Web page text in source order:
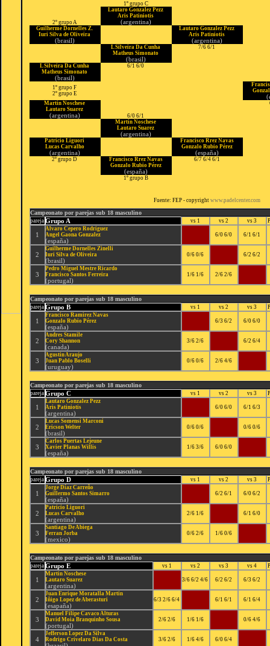
1º grupo C
2º grupo A
Lautaro Gonzalez Pezz
Aris Patiniotis
(argentina)
Guilherme Dornelles Z.
Iuri Silva de Oliveira
(brasil)
Lautaro Gonzalez Pezz
Aris Patiniotis
(argentina)
L Silveira Da Cunha
Matheus Simonato
(brasil)
7/6 6/1
L Silveira Da Cunha
Matheus Simonato
(brasil)
6/1 6/0
1º grupo F
2º grupo E
Martin Noschese
Lautaro Suarez
(argentina) 6/0 6/1
Martin Noschese
Lautaro Suarez
(argentina)
Patricio Liguori
Lucas Carvalho
(argentina)
Francisco Rrez Navas
Gonzalo Rubio Pérez
(españa)
2º grupo D
Francisco Rrez Navas
Gonzalo Rubio Pérez
(españa)
6/7 6/4 6/1
1º grupo B
Fuente: FEP - copyright www.padelcenter.com
Campeonato por parejas sub 18 masculino
pareja Grupo A vs 1 vs 2 vs 3
1
Alvaro Cepero Rodriguez
Angel Gaona Gonzalez
(españa)
6/0 6/0 6/1 6/1
2
Guilherme Dornelles Zinelli
Iuri Silva de Oliveira
(brasil)
0/6 0/6 6/2 6/2
3
Pedro Miguel Mestre Ricardo
Francisco Santos Ferreira
(portugal)
1/6 1/6 2/6 2/6
Campeonato por parejas sub 18 masculino
pareja Grupo B vs 1 vs 2 vs 3
1
Francisco Ramirez Navas
Gonzalo Rubio Pérez
(españa)
6/3 6/2 6/0 6/0
2
Andres Stamile
Cory Shannon
(canada)
3/6 2/6 6/2 6/4
3
Agustin Araujo
Juan Pablo Boselli
(uruguay)
0/6 0/6 2/6 4/6
Campeonato por parejas sub 18 masculino
pareja Grupo C vs 1 vs 2 vs 3
1
Lautaro Gonzalez Pezz
Aris Patiniotis
(argentina)
6/0 6/0 6/1 6/3
2
Lucas Somensi Marconi
Ericson Welter
(brasil)
0/6 0/6 0/6 0/6
3
Carlos Puertas Lejeune
Xavier Planas Willis
(españa)
1/6 3/6 6/0 6/0
Campeonato por parejas sub 18 masculino
pareja Grupo D vs 1 vs 2 vs 3
1
Jorge Díaz Carreño
Guillermo Santos Simarro
(españa)
6/2 6/1 6/0 6/2
2
Patricio Liguori
Lucas Carvalho
(argentina)
2/6 1/6 6/1 6/0
3
Santiago De Abiega
Ferran Jorba
(mexico)
0/6 2/6 1/6 0/6
Campeonato por parejas sub 18 masculino
pareja Grupo E vs 1 vs 2 vs 3 vs 4
1
Martin Noschese
Lautaro Suarez
(argentina)
3/6 6/2 4/6 6/2 6/2 6/3 6/2
2
Juan Enrique Moratalla Martin
Iñigo Lopez de Aberasturi
(esapaña)
6/3 2/6 6/4 6/1 6/1 6/1 6/4
3
Manuel Filipe Cavaco Alturas
David Moia Branquinho Sousa
(portugal)
2/6 2/6 1/6 1/6 0/6 4/6
4
Jefferson Lopez Da Silva
Rodrigo Crivelaro Dias Da Costa
3/6 2/6 1/6 4/6 6/0 6/4